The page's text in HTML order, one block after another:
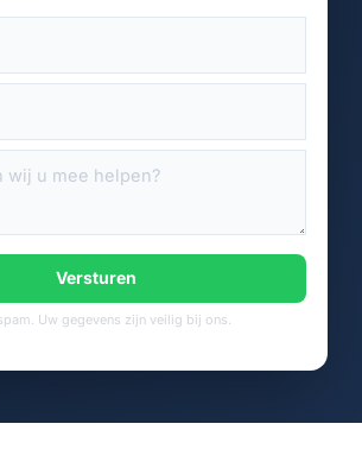
Versturen
Uw gegevens zijn veilig bij ons.